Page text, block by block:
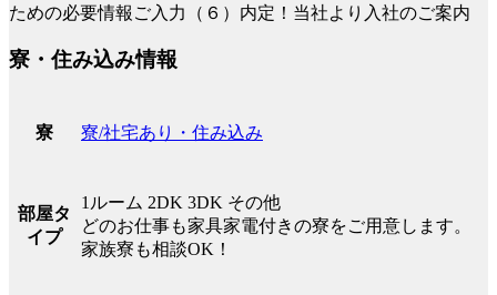
ための必要情報ご入力（６）内定！当社より入社のご案内
寮・住み込み情報
寮 寮/社宅あり・住み込み
部屋タ
イプ
1ルーム 2DK 3DK その他
どのお仕事も家具家電付きの寮をご用意します。
家族寮も相談OK！